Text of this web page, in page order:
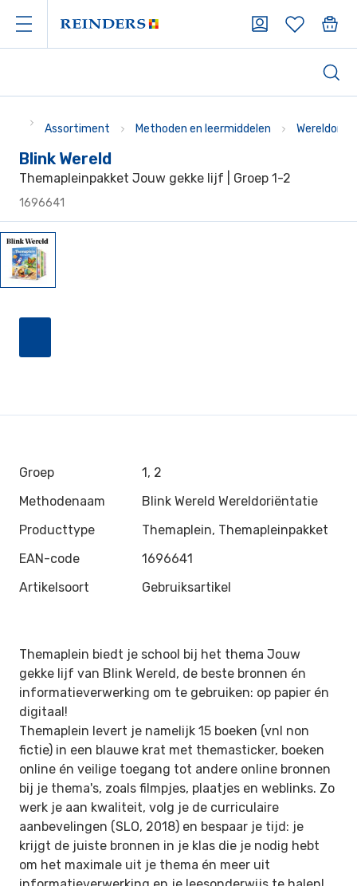
Assortiment Methoden en leermiddelen
Blink Wereld
Themapleinpakket Jouw gekke lijf | Groep 1-2
1696641
Groep
1, 2
Methodenaam
Blink Wereld Wereldoriëntatie
Producttype
Themaplein, Themapleinpakket
EAN-code
1696641
Artikelsoort
Gebruiksartikel
Themaplein biedt je school bij het thema Jouw
gekke lijf van Blink Wereld, de beste bronnen én
informatieverwerking om te gebruiken: op papier én
digitaal!
Themaplein levert je namelijk 15 boeken (vnl non
fictie) in een blauwe krat met themasticker, boeken
online én veilige toegang tot andere online bronnen
bij je thema's, zoals filmpjes, plaatjes en weblinks. Zo
werk je aan kwaliteit, volg je de curriculaire
aanbevelingen (SLO, 2018) en bespaar je tijd: je
krijgt de juiste bronnen in je klas die je nodig hebt
om het maximale uit je thema én meer uit